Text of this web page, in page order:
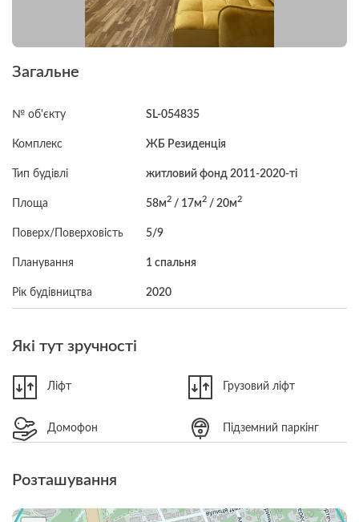
Загальне
№ об'єкту SL-054835
Комплекс ЖБ Резиденція
Тип будівлі житловий фонд 2011-2020-ті
Площа 58м2 / 17м2 / 20м2
Поверх/Поверховість 5/9
Планування 1 спальня
Рік будівництва 2020
Які тут зручності
Ліфт Грузовий ліфт
Домофон Підземний паркінг
Розташування